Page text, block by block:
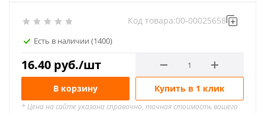
Есть в наличии (1400)
Код товара:00-00025658
16.40 руб./шт
В корзину Купить в 1 клик
* Цена на сайте указана справочно, точная стоимость вашего